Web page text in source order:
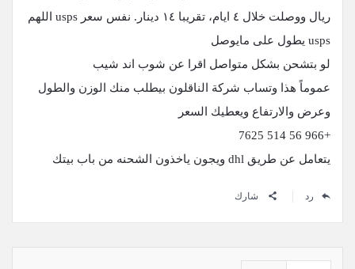
ريال ووصلت خلال ٤ ايام، تقريبا ١٤ دينار. نفس سعر usps اللهم
usps يطول على مايوصل
لو بتشحن بشكل متواصل اقرا عن شوب اند شيب
عموماً هذا وتساب شركة الناقلون بيطلب منك الوزن والطول
وعرض والارتفاع ويعطيك السعر
+966 56 514 7625
يتعامل عن طريق dhl ويجون ياخذون الشحنه من باب بيتك
رد شارك